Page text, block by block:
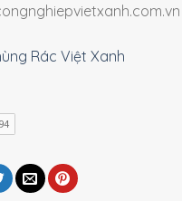
Rác Việt Xanh